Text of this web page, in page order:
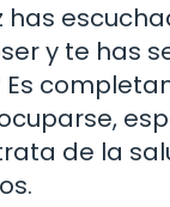
has
y te has
de la